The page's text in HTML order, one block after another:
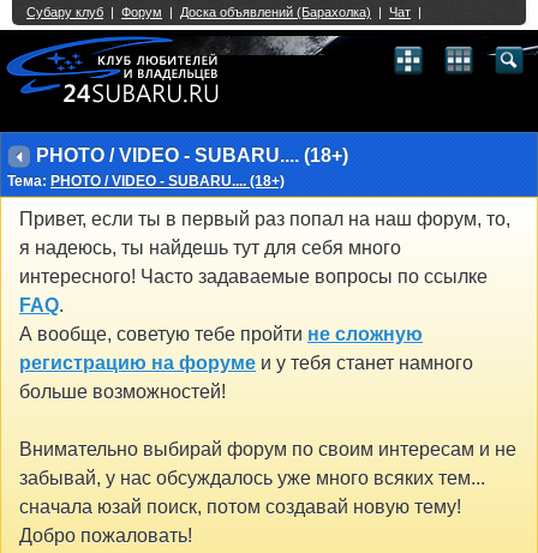
PHOTO / VIDEO - SUBARU.... (18+)
Тема: PHOTO / VIDEO - SUBARU.... (18+)
Привет, если ты в первый раз попал на наш форум, то,
я надеюсь, ты найдешь тут для себя много
интересного! Часто задаваемые вопросы по ссылке
FAQ.
А вообще, советую тебе пройти не сложную
регистрацию на форуме и у тебя станет намного
больше возможностей!
Внимательно выбирай форум по своим интересам и не
забывай, у нас обсуждалось уже много всяких тем...
сначала юзай поиск, потом создавай новую тему!
Добро пожаловать!
Single Sign On provided byvBSSO
2 3 4 5 6 7 8 9 10 11 12 13 14 15 16 17 18 21 22 23 24 25 26
27 28 29 30 31 32 33 40 41 42 43